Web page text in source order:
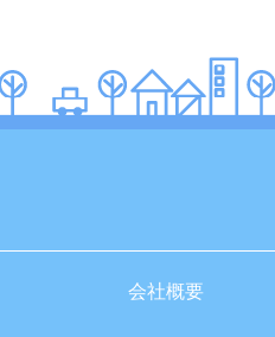
会社概要